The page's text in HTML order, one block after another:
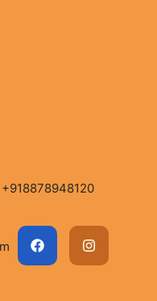
+918878948120